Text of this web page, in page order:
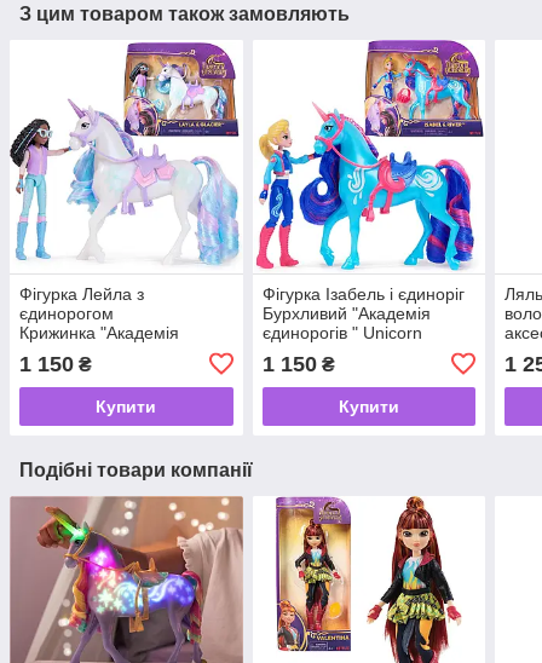
З цим товаром також замовляють
Фігурка Лейла з
єдинорогом
Крижинка "Академія
Academy Layla & Glacier
1 150 ₴
Купити
Фігурка Ізабель і єдиноріг
Бурхливий "Академія
єдинорогів " Unicorn
1 150₴
Купити
1
Подібні товари компанії